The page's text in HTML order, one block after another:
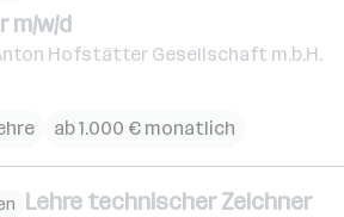
m/w/d
Hofstätter Gesellschaft m.b.H.
ab 1.000 € monatlich
Lehre technischer Zeichner